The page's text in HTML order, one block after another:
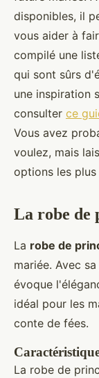
disponibles, il
vous aider à
compilé une
qui sont sûrs
une inspiration
consulter ce
Vous avez
voulez, mais
options les
La robe de
La robe de
mariée. Avec
évoque
idéal pour les
conte de fées.
La robe de